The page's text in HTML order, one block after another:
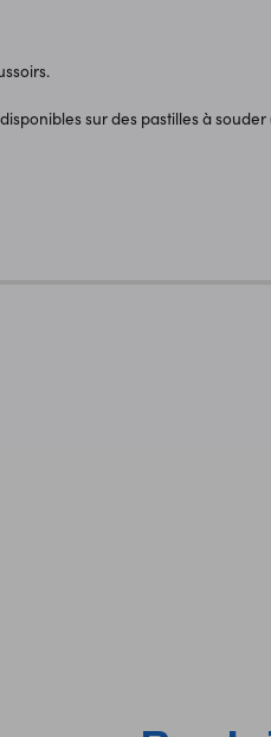
sur des pastilles à